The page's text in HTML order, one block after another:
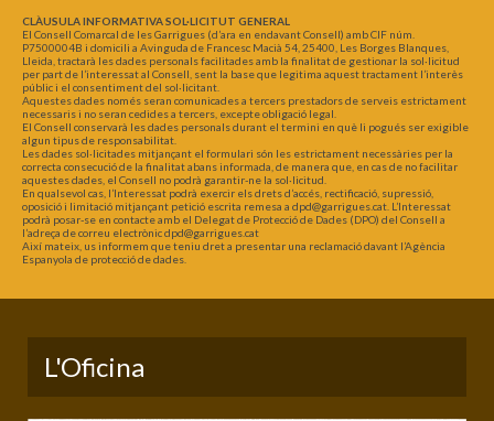
CLÀUSULA INFORMATIVA SOL·LICITUT GENERAL
El Consell Comarcal de les Garrigues (d’ara en endavant Consell) amb CIF núm.
P7500004B i domicili a Avinguda de Francesc Macià 54, 25400, Les Borges Blanques,
Lleida, tractarà les dades personals facilitades amb la finalitat de gestionar la sol·licitud
per part de l’interessat al Consell, sent la base que legitima aquest tractament l’interès
públic i el consentiment del sol·licitant.
Aquestes dades només seran comunicades a tercers prestadors de serveis estrictament
necessaris i no seran cedides a tercers, excepte obligació legal.
El Consell conservarà les dades personals durant el termini en què li pogués ser exigible
algun tipus de responsabilitat.
Les dades sol·licitades mitjançant el formulari són les estrictament necessàries per la
correcta consecució de la finalitat abans informada, de manera que, en cas de no facilitar
aquestes dades, el Consell no podrà garantir-ne la sol·licitud.
En qualsevol cas, l’Interessat podrà exercir els drets d’accés, rectificació, supressió,
oposició i limitació mitjançant petició escrita remesa a dpd@garrigues.cat. L’Interessat
podrà posar-se en contacte amb el Delegat de Protecció de Dades (DPO) del Consell a
l’adreça de correu electrònic dpd@garrigues.cat
Així mateix, us informem que teniu dret a presentar una reclamació davant l’Agència
Espanyola de protecció de dades.
L'Oficina